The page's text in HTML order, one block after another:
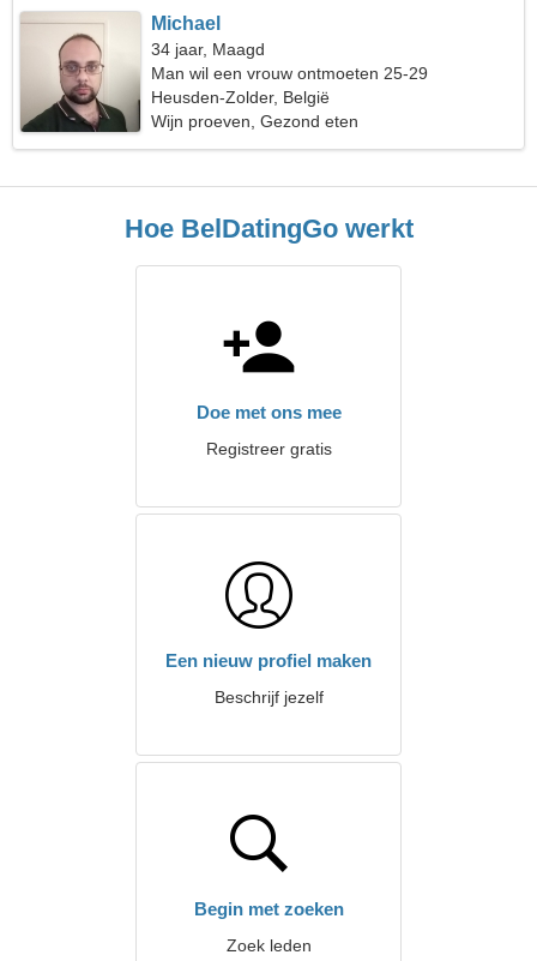
Michael
34 jaar, Maagd
Man wil een vrouw ontmoeten 25-29
Heusden-Zolder, België
Wijn proeven, Gezond eten
Hoe BelDatingGo werkt
Doe met ons mee
Registreer gratis
Een nieuw profiel maken
Beschrijf jezelf
Begin met zoeken
Zoek leden